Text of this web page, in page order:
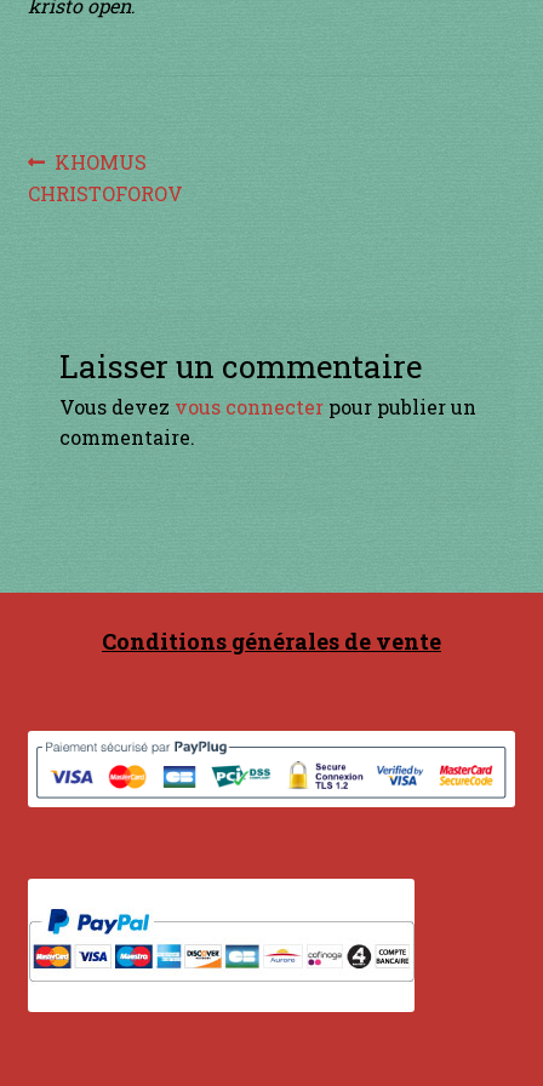
CERFS VOLANTS
Conditions générales de ventes et mentions
en bois
en bronze
en laiton
kristo open.
Navigation
de
Article
précédent :
KHOMUS
CHRISTOFOROV
Laisser un commentaire
Vous devez vous connecterpour publier un
commentaire.
Conditions générales de vente